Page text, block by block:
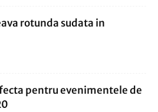
rotunda sudata in
pentru evenimentele de